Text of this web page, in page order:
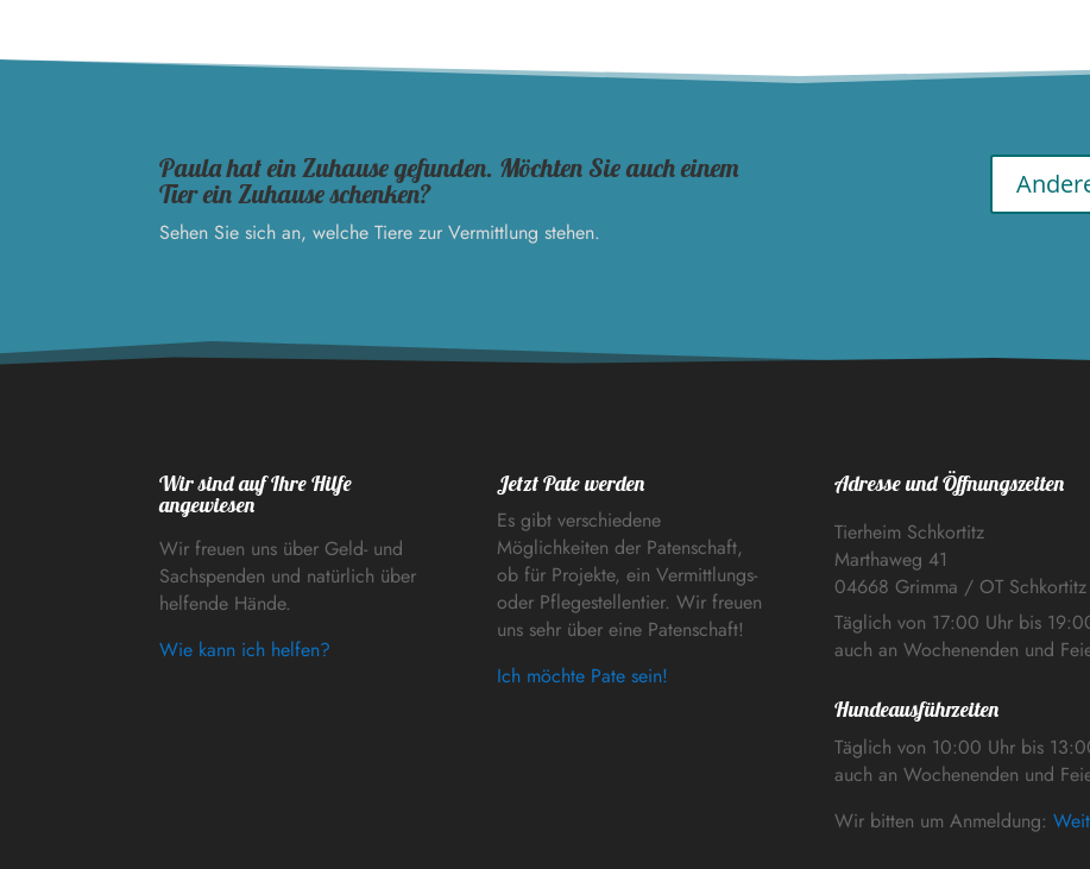
Paula hat ein Zuhause gefunden. Möchten Sie auch einem
Tier ein Zuhause schenken?
Sehen Sie sich an, welche Tiere zur Vermittlung stehen.
Wir sind auf Ihre Hilfe
angewiesen
Wir freuen uns über Geld- und
Sachspenden und natürlich über
helfende Hände.
Wie kann ich helfen?
Jetzt Pate werden
Es gibt verschiedene
Möglichkeiten der Patenschaft,
ob für Projekte, ein Vermittlungs-
oder Pflegestellentier. Wir freuen
uns sehr über eine Patenschaft!
Ich möchte Pate sein!
Adresse und Öffnungszeiten
Tierheim Schkortitz
Marthaweg 41
04668 Grimma / OT Schkortitz
Täglich von 17:00 Uhr bis
auch an Wochenenden und
Hundeausführzeiten
Täglich von 10:00 Uhr bis
auch an Wochenenden und
Wir bitten um Anmeldung: